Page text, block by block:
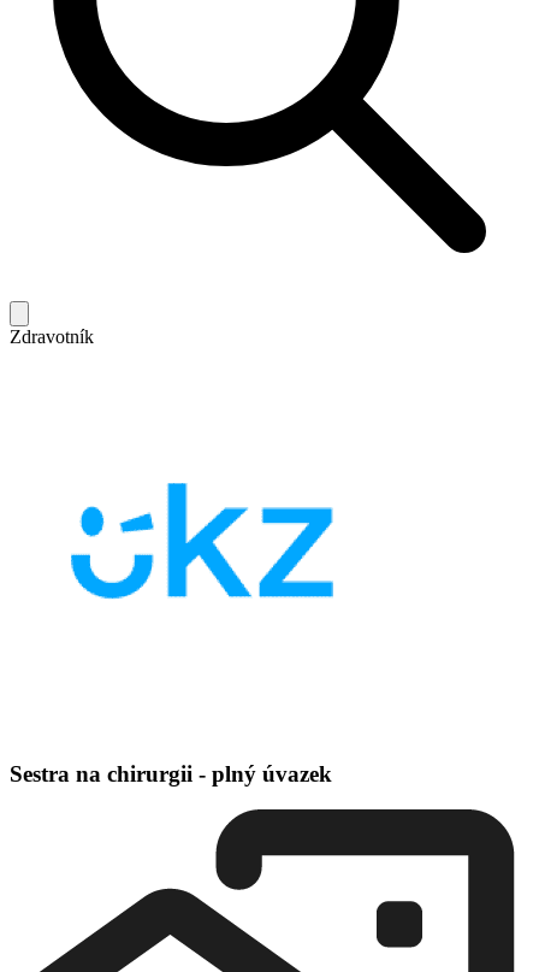
Zdravotník
Sestra na chirurgii - plný úvazek